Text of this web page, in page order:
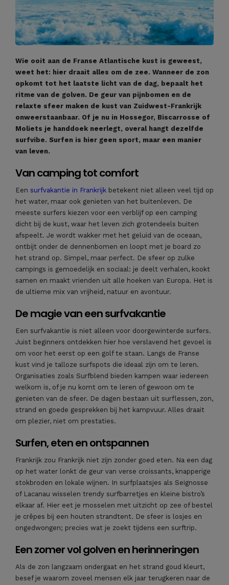
Wie ooit aan de Franse Atlantische kust is geweest,
weet het: hier draait alles om de zee. Wanneer de zon
opkomt tot het laatste licht van de dag, bepaalt het
ritme van de golven. De geur van pijnbomen en de
relaxte sfeer maken de kust van Zuidwest-Frankrijk
onweerstaanbaar. Of je nu in Hossegor, Biscarrosse of
Moliets je handdoek neerlegt, overal hangt dezelfde
surfvibe. Surfen is hier geen sport, maar een manier
van leven.
Van camping tot comfort
Een surfvakantie in Frankrijk betekent niet alleen veel tijd op
het water, maar ook genieten van het buitenleven. De
meeste surfers kiezen voor een verblijf op een camping
dicht bij de kust, waar het leven zich grotendeels buiten
afspeelt. Je wordt wakker met het geluid van de oceaan,
ontbijt onder de dennenbomen en loopt met je board zo
het strand op. Simpel, maar perfect. De sfeer op zulke
campings is gemoedelijk en sociaal: je deelt verhalen, kookt
samen en maakt vrienden uit alle hoeken van Europa. Het is
de ultieme mix van vrijheid, natuur en avontuur.
De magie van een surfvakantie
Een surfvakantie is niet alleen voor doorgewinterde surfers.
Juist beginners ontdekken hier hoe verslavend het gevoel is
om voor het eerst op een golf te staan. Langs de Franse
kust vind je talloze surfspots die ideaal zijn om te leren.
Organisaties zoals Surfblend bieden kampen waar iedereen
welkom is, of je nu komt om te leren of gewoon om te
genieten van de sfeer. De dagen bestaan uit surflessen, zon,
strand en goede gesprekken bij het kampvuur. Alles draait
om plezier, niet om prestaties.
Surfen, eten en ontspannen
Frankrijk zou Frankrijk niet zijn zonder goed eten. Na een dag
op het water lonkt de geur van verse croissants, knapperige
stokbroden en lokale wijnen. In surfplaatsjes als Seignosse
of Lacanau wisselen trendy surfbarretjes en kleine bistro’s
elkaar af. Hier eet je mosselen met uitzicht op zee of bestel
je crêpes bij een houten strandtent. De sfeer is losjes en
ongedwongen; precies wat je zoekt tijdens een surftrip.
Een zomer vol golven en herinneringen
Als de zon langzaam ondergaat en het strand goud kleurt,
besef je waarom zoveel mensen elk jaar terugkeren naar de